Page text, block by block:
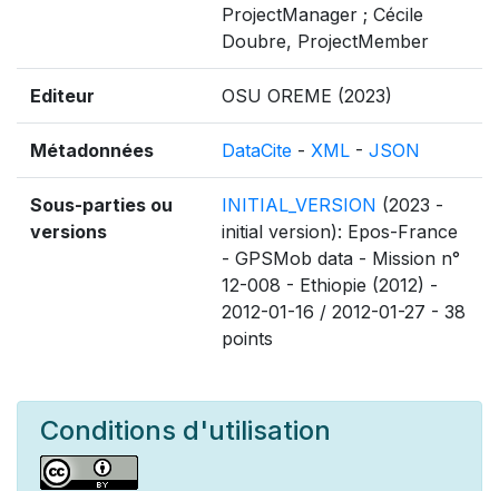
ProjectManager ; Cécile
Doubre, ProjectMember
Editeur OSU OREME (2023)
Métadonnées DataCite - XML - JSON
Sous-parties ou
versions
INITIAL_VERSION (2023 -
initial version): Epos-France
- GPSMob data - Mission n°
12-008 - Ethiopie (2012) -
2012-01-16 / 2012-01-27 - 38
points
Conditions d'utilisation